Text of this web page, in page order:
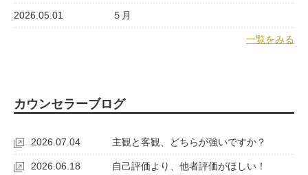
2026.05.01 ５月
一覧をみる
カウンセラーブログ
2026.07.04 主観と客観、どちらが強いですか？
2026.06.18 自己評価より、他者評価がほしい！